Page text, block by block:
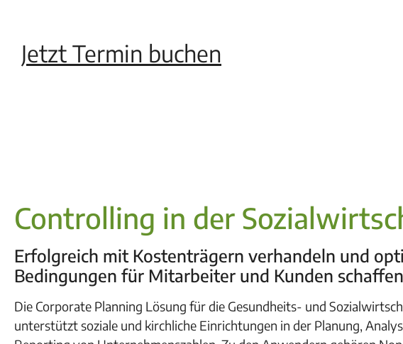
Jetzt Termin buchen
Controlling in der
Erfolgreich mit Kostenträgern verhandeln und
Bedingungen für Mitarbeiter und Kunden schaffen
Die Corporate Planning Lösung für die Gesundheits- und
unterstützt soziale und kirchliche Einrichtungen in der Planung,